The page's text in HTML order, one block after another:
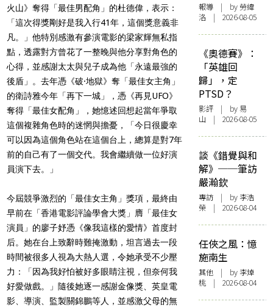
火山》奪得「最佳男配角」的杜德偉，表示：
「這次得獎剛好是我入行41年，這個獎意義非
凡。」他特別感激有參演電影的梁家輝無私指
點，透露對方曾花了一整晚與他分享對角色的
心得，並感謝太太與兒子成為他「永遠最強的
後盾」。去年憑《破·地獄》奪「最佳女主角」
的衛詩雅今年「再下一城」，憑《再見UFO》
奪得「最佳女配角」，她憶述回想起當年爭取
這個複雜角色時的迷惘與擔憂，「今日很慶幸
可以因為這個角色站在這個台上，總算是對7年
前的自己有了一個交代。我會繼續做一位好演
員演下去。」
今屆競爭激烈的「最佳女主角」獎項，最終由
早前在「香港電影評論學會大獎」膺「最佳女
演員」的廖子妤憑《像我這樣的愛情》首度封
后。她在台上致辭時難掩激動，坦言過去一段
時間被很多人視為大熱人選，令她承受不少壓
力：「因為我好怕被好多眼睛注視，但奈何我
好愛做戲。」隨後她逐一感謝金像獎、英皇電
影、導演、監製關錦鵬等人，並感激父母的無
報導 | by 勞緯
洛 | 2026-08-05
《奧德賽》：
「英雄回
歸」，定
PTSD？
影評 | by 易
山 | 2026-08-05
談《錯覺與和
解》──筆訪
嚴瀚欽
專訪 | by 李浩
榮 | 2026-08-04
任俠之風：憶
施南生
其他 | by 李焯
桃 | 2026-08-04